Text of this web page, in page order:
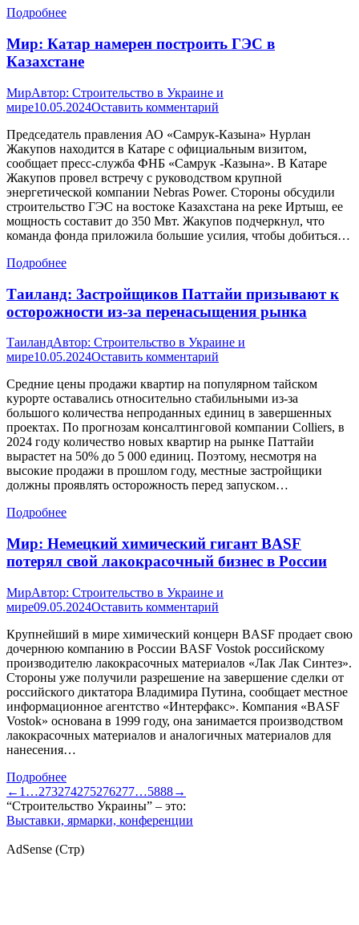
Подробнее
Мир: Катар намерен построить ГЭС в
Казахстане
МирАвтор: Строительство в Украине и
мире10.05.2024Оставить комментарий
Председатель правления АО «Самрук-Казына» Нурлан
Жакупов находится в Катаре с официальным визитом,
сообщает пресс-служба ФНБ «Самрук -Казына». В Катаре
Жакупов провел встречу с руководством крупной
энергетической компании Nebras Power. Стороны обсудили
строительство ГЭС на востоке Казахстана на реке Иртыш, ее
мощность составит до 350 Мвт. Жакупов подчеркнул, что
команда фонда приложила большие усилия, чтобы добиться…
Подробнее
Таиланд: Застройщиков Паттайи призывают к
осторожности из-за перенасыщения рынка
ТаиландАвтор: Строительство в Украине и
мире10.05.2024Оставить комментарий
Средние цены продажи квартир на популярном тайском
курорте оставались относительно стабильными из-за
большого количества непроданных единиц в завершенных
проектах. По прогнозам консалтинговой компании Colliers, в
2024 году количество новых квартир на рынке Паттайи
вырастет на 50% до 5 000 единиц. Поэтому, несмотря на
высокие продажи в прошлом году, местные застройщики
должны проявлять осторожность перед запуском…
Подробнее
Мир: Немецкий химический гигант BASF
потерял свой лакокрасочный бизнес в России
МирАвтор: Строительство в Украине и
мире09.05.2024Оставить комментарий
Крупнейший в мире химический концерн BASF продает свою
дочернюю компанию в России BASF Vostok российскому
производителю лакокрасочных материалов «Лак Лак Синтез».
Стороны уже получили разрешение на завершение сделки от
российского диктатора Владимира Путина, сообщает местное
информационное агентство «Интерфакс». Компания «BASF
Vostok» основана в 1999 году, она занимается производством
лакокрасочных материалов и аналогичных материалов для
нанесения…
Подробнее
← 1 …273274275276277…5888→
“Строительство Украины” – это:
Выставки, ярмарки, конференции
AdSense (Стр)